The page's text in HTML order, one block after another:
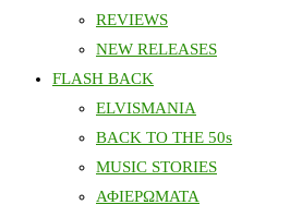
REVIEWS
NEW RELEASES
FLASH BACK
ELVISMANIA
BACK TO THE 50s
MUSIC STORIES
ΑΦΙΕΡΩΜΑΤΑ